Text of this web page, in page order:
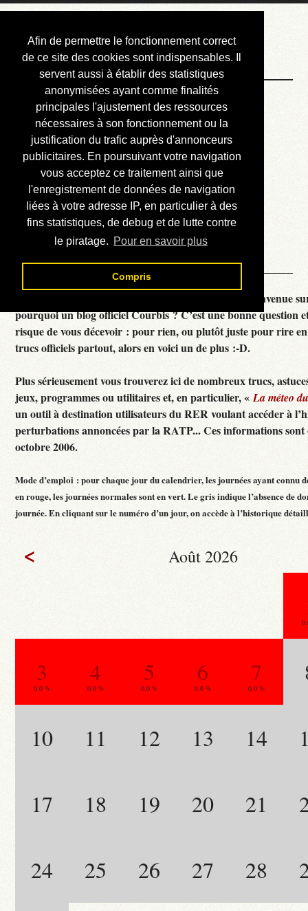
Afin de permettre le fonctionnement correct
de ce site des cookies sont indispensables. Il
servent aussi à établir des statistiques
anonymisées ayant comme finalités
principales l'ajustement des ressources
nécessaires à son fonctionnement ou la
justification du trafic auprès d'annonceurs
publicitaires. En poursuivant votre navigation
vous acceptez ce traitement ainsi que
l'enregistrement de données de navigation
liées à votre adresse IP, en particulier à des
fins statistiques, de debug et de lutte contre
le piratage. Pour en savoir plus
Compris
Courbis, « LE »
Blog Officiel
Bienvenue
Réalisations
Divers (et d’été)
Annonces
Liens externes
Téléchargement
Contact
Courbis, « LE » Blog Officiel - je vous souhaite la bienvenue
pourquoi un blog officiel Courbis ? C’est une bonne question
risque de vous décevoir : pour rien, ou plutôt juste pour rire
trucs officiels partout, alors en voici un de plus :-D.
Plus sérieusement vous trouverez ici de nombreux trucs,
jeux, programmes ou utilitaires et, en particulier, «La méteo
un outil à destination utilisateurs du RER voulant accéder à
perturbations annoncées par la RATP... Ces informations sont
octobre 2006.
Mode d’emploi : pour chaque jour du calendrier, les journées ayant connu
en rouge, les journées normales sont en vert. Le gris indique l’absence de
journée. En cliquant sur le numéro d’un jour, on accède à l’historique
< Août 2026
3
0.0 %
4
0.0 %
5
0.0 %
6
0.0 %
7
0.0 %
10 11 12 13 14
17 18 19 20 21
24 25 26 27 28